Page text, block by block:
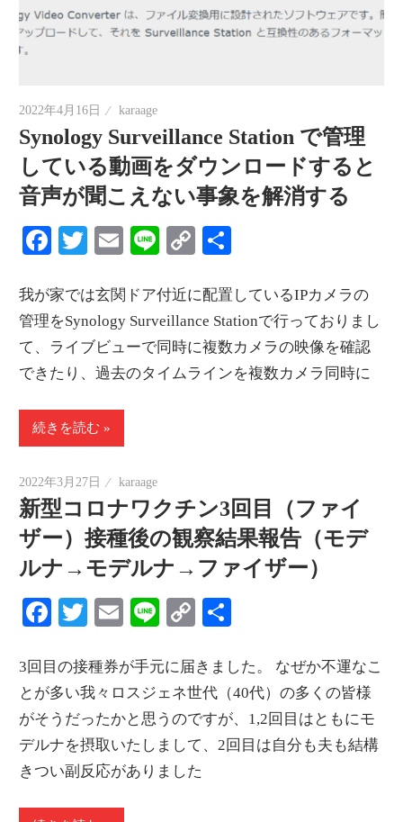
2022年4月16日 karaage
Synology Surveillance Station で管理
している動画をダウンロードすると
音声が聞こえない事象を解消する
Facebook
Twitter
EmailLineCopy
我が家では玄関ドア付近に配置しているIPカメラの
管理をSynology Surveillance Stationで行っておりまし
て、ライブビューで同時に複数カメラの映像を確認
できたり、過去のタイムラインを複数カメラ同時に
続きを読む
2022年3月27日 karaage
新型コロナワクチン3回目（ファイ
ザー）接種後の観察結果報告（モデ
ルナ→モデルナ→ファイザー）
Facebook
Twitter
EmailLineCopy
3回目の接種券が手元に届きました。 なぜか不運なこ
とが多い我々ロスジェネ世代（40代）の多くの皆様
がそうだったかと思うのですが、1,2回目はともにモ
デルナを摂取いたしまして、2回目は自分も夫も結構
きつい副反応がありました